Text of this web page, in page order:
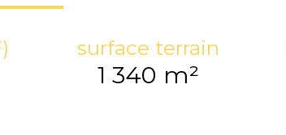
surface terrain
1 340 m²